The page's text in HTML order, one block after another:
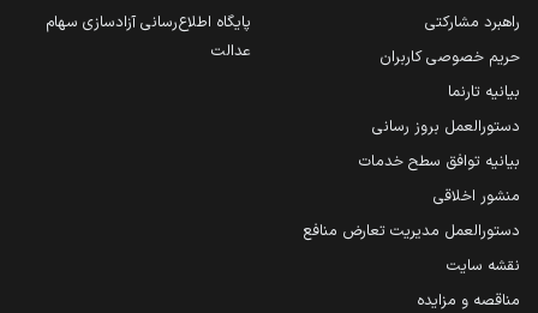
راهبرد مشارکتی
حریم خصوصی کاربران
بیانیه تارنما
دستورالعمل بروز رسانی
بیانیه توافق سطح خدمات
منشور اخلاقی
دستورالعمل مدیریت تعارض منافع
نقشه سایت
مناقصه و مزایده
پایگاه اطلاع‌رسانی آزادسازی سهام
عدالت